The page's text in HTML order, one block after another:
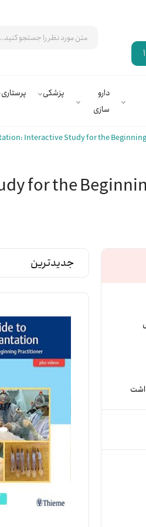
دارو
سازی
پزشکی پرستاری
Interactive Study for the
for the